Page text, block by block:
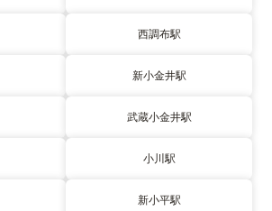
西調布駅
新小金井駅
武蔵小金井駅
小川駅
新小平駅